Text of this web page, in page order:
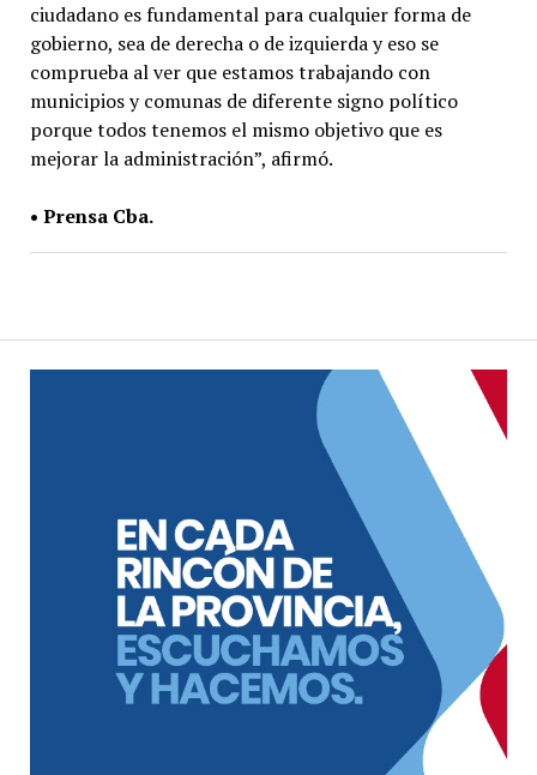
ciudadano es fundamental para cualquier forma de
gobierno, sea de derecha o de izquierda y eso se
comprueba al ver que estamos trabajando con
municipios y comunas de diferente signo político
porque todos tenemos el mismo objetivo que es
mejorar la administración”, afirmó.
• Prensa Cba.